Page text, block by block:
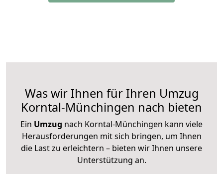
Was wir Ihnen für Ihren Umzug
Korntal-Münchingen nach bieten
Ein Umzug nach Korntal-Münchingen kann viele
Herausforderungen mit sich bringen, um Ihnen
die Last zu erleichtern – bieten wir Ihnen unsere
Unterstützung an.